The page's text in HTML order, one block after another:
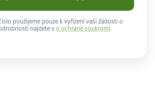
použijeme pouze k vyřízení vaší žádosti o
najdete v o ochraně soukromí .